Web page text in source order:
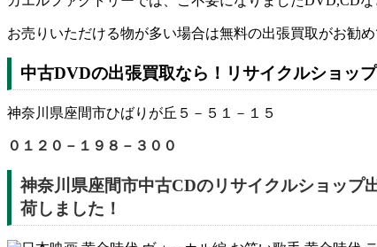
お売りいただける物が多い場合は無料の出張買取がお勧
中古DVDの出張買取なら！リサイクルショッ
神奈川県座間市ひばりが丘５－５１－１５
０１２０－１９８－３００
神奈川県座間市中古CDのリサイクルショップ
荷しました！